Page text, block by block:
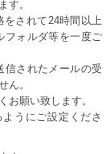
す。
をされて24時間以上
フォルダ等を一度ご
信されたメールの受
ん。
お願い致します。
うにご設定くださ